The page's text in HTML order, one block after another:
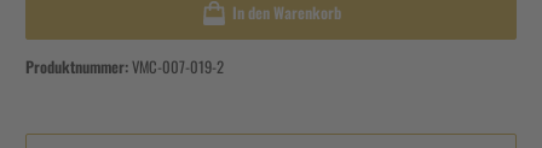
In den Warenkorb
Produktnummer:VMC-007-019-2